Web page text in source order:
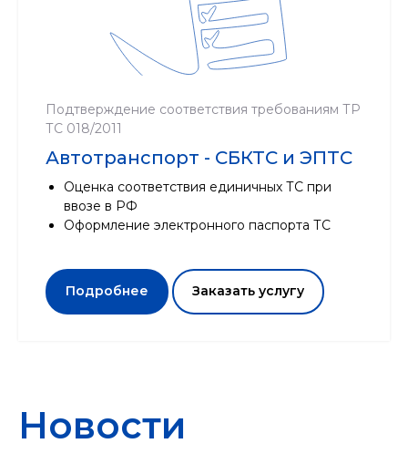
Подтверждение соответствия требованиям ТР
ТС 018/2011
Автотранспорт - СБКТС и ЭПТС
Оценка соответствия единичных ТС при
ввозе в РФ
Оформление электронного паспорта ТС
Подробнее Заказать услугу
Новости